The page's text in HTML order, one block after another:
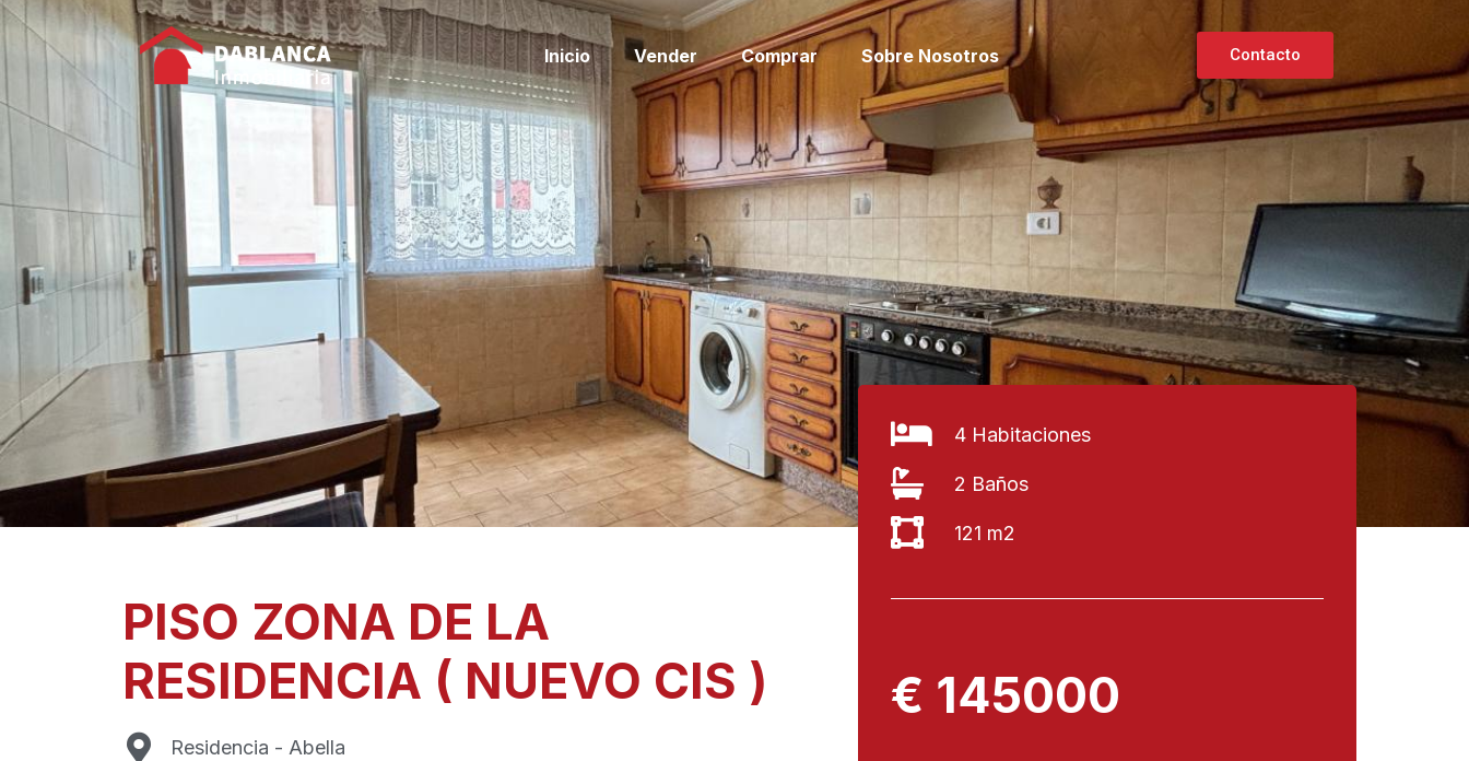
Inicio Vender Comprar Sobre Nosotros Contacto
PISO ZONA DE LA
RESIDENCIA ( NUEVO CIS )
Residencia - Abella
4 Habitaciones
2 Baños
121 m2
€ 145000